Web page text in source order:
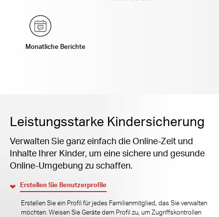
Monatliche Berichte
Leistungsstarke Kindersicherung
Verwalten Sie ganz einfach die Online-Zeit und
Inhalte Ihrer Kinder, um eine sichere und gesunde
Online-Umgebung zu schaffen.
Erstellen Sie Benutzerprofile
Erstellen Sie ein Profil für jedes Familienmitglied, das Sie verwalten
möchten. Weisen Sie Geräte dem Profil zu, um Zugriffskontrollen